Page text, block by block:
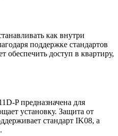
как внутри
поддержке стандартов
доступ в квартиру,
P предназначена для
установку. Защита от
стандарт IK08, а